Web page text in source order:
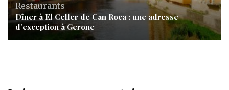
Restaurants
Dîner à El Celler de Can Roca : une adresse
d’exception à Gerone